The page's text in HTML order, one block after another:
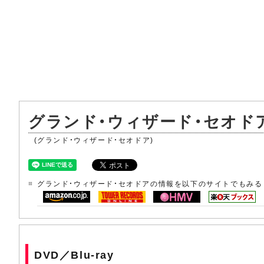
グランド・ウィザード・セオド
(グランド・ウィザード・セオドア)
グランド・ウィザード・セオドアの情報を以下のサイトでもみる
DVD／Blu-ray